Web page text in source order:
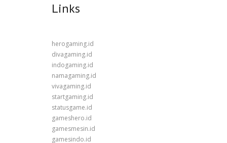
Links
herogaming.id
divagaming.id
indogaming.id
namagaming.id
vivagaming.id
startgaming.id
statusgame.id
gameshero.id
gamesmesin.id
gamesindo.id